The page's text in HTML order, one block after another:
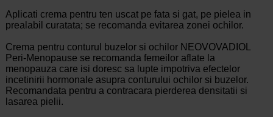
Aplicati crema pentru ten uscat pe fata si gat, pe pielea in
prealabil curatata; se recomanda evitarea zonei ochilor.
Crema pentru conturul buzelor si ochilor NEOVOVADIOL
Peri-Menopause se recomanda femeilor aflate la
menopauza care isi doresc sa lupte impotriva efectelor
incetinirii hormonale asupra conturului ochilor si buzelor.
Recomandata pentru a contracara pierderea densitatii si
lasarea pielii.